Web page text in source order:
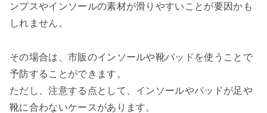
ンプスやインソールの素材が滑りやすいことが要因かも
しれません。
その場合は、市販のインソールや靴パッドを使うことで
予防することができます。
ただし、注意する点として、インソールやパッドが足や
靴に合わないケースがあります。